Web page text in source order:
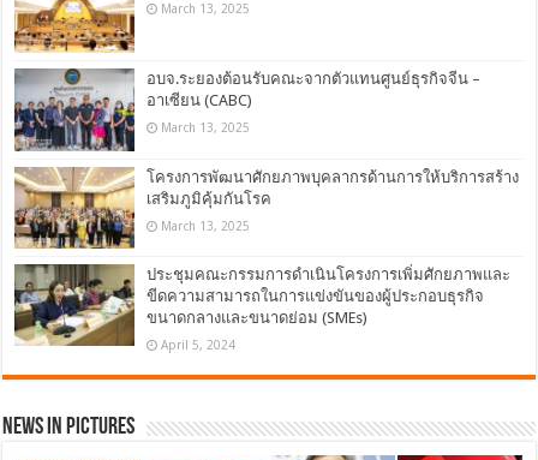
March 13, 2025
อบจ.ระยองต้อนรับคณะจากตัวแทนศูนย์ธุรกิจจีน –
อาเซียน (CABC)
March 13, 2025
โครงการพัฒนาศักยภาพบุคลากรด้านการให้บริการสร้าง
เสริมภูมิคุ้มกันโรค
March 13, 2025
ประชุมคณะกรรมการดำเนินโครงการเพิ่มศักยภาพและ
ขีดความสามารถในการแข่งขันของผู้ประกอบธุรกิจ
ขนาดกลางและขนาดย่อม (SMEs)
April 5, 2024
News in Pictures